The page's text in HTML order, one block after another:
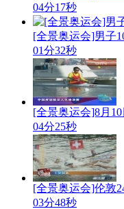
04分17秒
[全景奥运会]男子
01分32秒
[全景奥运会]8月
04分25秒
[全景奥运会]伦敦
03分48秒